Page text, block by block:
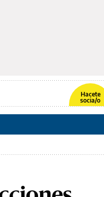
Hacete
socia/o